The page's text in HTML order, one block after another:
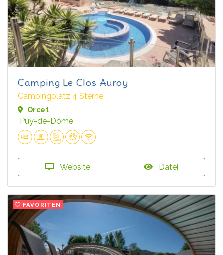
Camping Le Clos Auroy
Campingplatz 4 Sterne
Orcet
Puy-de-Dôme
Website Datei
FAVORITEN